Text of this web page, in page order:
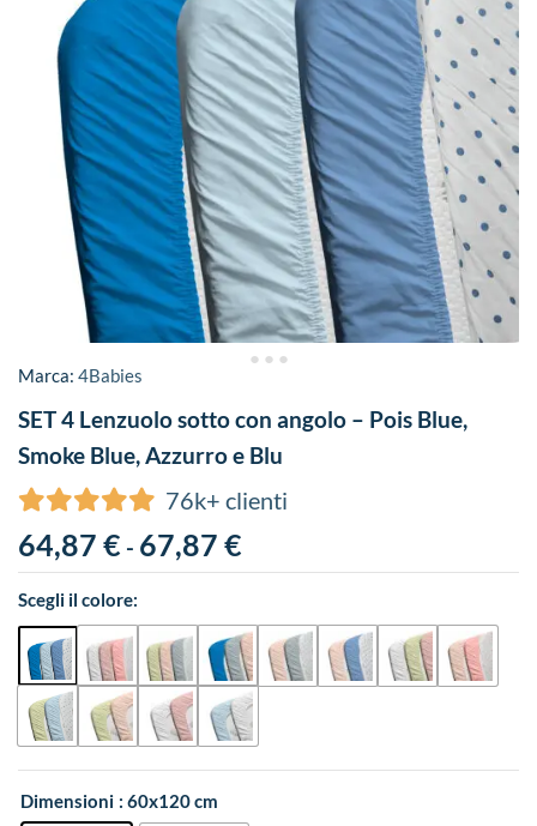
Marca: 4Babies
SET 4 Lenzuolo sotto con angolo – Pois Blue,
Smoke Blue, Azzurro e Blu
76k+ clienti
64,87 € - 67,87 €
Scegli il colore:
Dimensioni : 60x120 cm